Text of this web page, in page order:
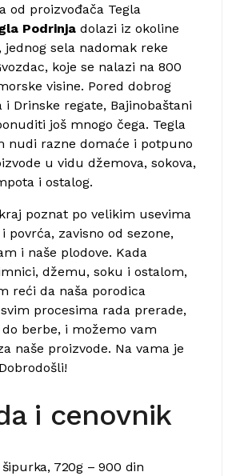
od proizvođača Tegla
Podrinja dolazi iz okoline
jednog sela nadomak reke
koje se nalazi na 800
visine. Pored dobrog
i Drinske regate, Bajinobaštani
još mnogo čega. Tegla
nudi razne domaće i potpuno
u vidu džemova, sokova,
i ostalog.
poznat po velikim usevima
povrća, zavisno od sezone,
i naše plodove. Kada
džemu, soku i ostalom,
reći da naša porodica
procesima rada prerade,
berbe, i možemo vam
naše proizvode. Na vama je
i cenovnik
720g – 900 din